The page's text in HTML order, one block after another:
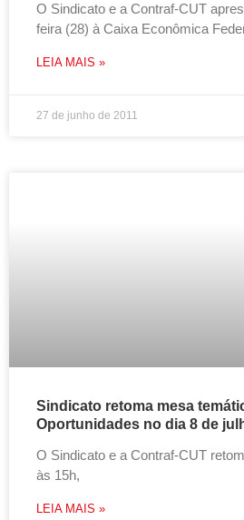
O Sindicato e a Contraf-CUT
feira (28) à Caixa Econômica
LEIA MAIS »
27 de junho de 2011
Sindicato retoma mesa
Oportunidades no dia 8 de
O Sindicato e a Contraf-CUT
às 15h,
LEIA MAIS »